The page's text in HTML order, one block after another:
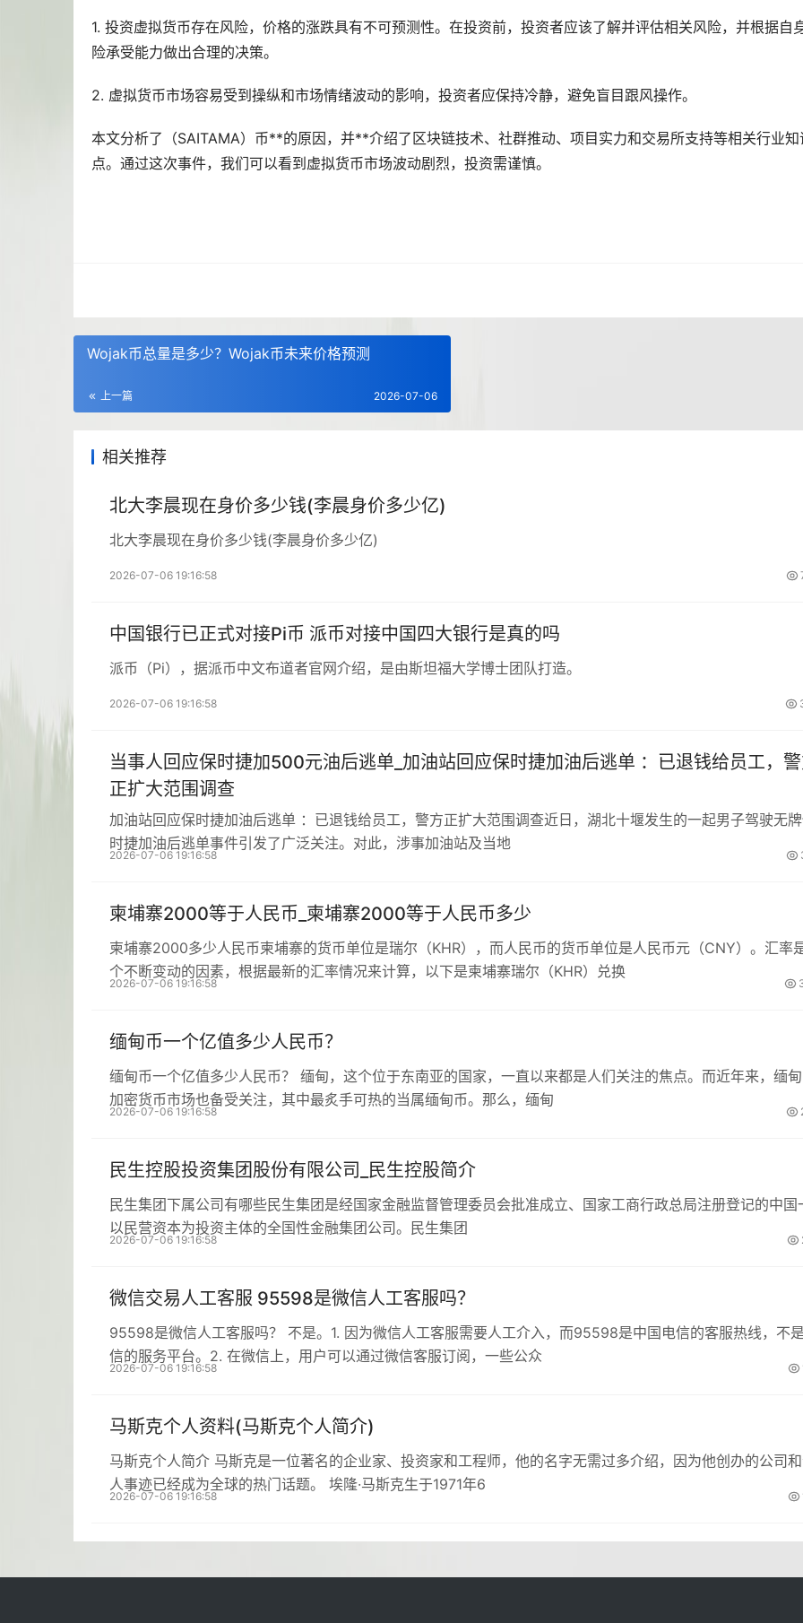
1. 投资虚拟货币存在风险，价格的涨跌具有不可预测性。在投资前，投资者应该了解并评估相关风险，并根据自
险承受能力做出合理的决策。
2. 虚拟货币市场容易受到操纵和市场情绪波动的影响，投资者应保持冷静，避免盲目跟风操作。
本文分析了（SAITAMA）币**的原因，并**介绍了区块链技术、社群推动、项目实力和交易所支持等相关行业知
点。通过这次事件，我们可以看到虚拟货币市场波动剧烈，投资需谨慎。
Wojak币总量是多少？Wojak币未来价格预测
上一篇 2026-07-06
相关推荐
北大李晨现在身价多少钱(李晨身价多少亿)
北大李晨现在身价多少钱(李晨身价多少亿)
2026-07-06 19:16:58
中国银行已正式对接Pi币 派币对接中国四大银行是真的吗
派币（Pi），据派币中文布道者官网介绍，是由斯坦福大学博士团队打造。
2026-07-06 19:16:58
当事人回应保时捷加500元油后逃单_加油站回应保时捷加油后逃单 ：已退钱给员工，
正扩大范围调查
加油站回应保时捷加油后逃单 ：已退钱给员工，警方正扩大范围调查近日，湖北十堰发生的一起男子驾驶无
时捷加油后逃单事件引发了广泛关注。对此，涉事加油站及当地
2026-07-06 19:16:58
柬埔寨2000等于人民币_柬埔寨2000等于人民币多少
柬埔寨2000多少人民币柬埔寨的货币单位是瑞尔（KHR），而人民币的货币单位是人民币元（CNY）。汇率
个不断变动的因素，根据最新的汇率情况来计算，以下是柬埔寨瑞尔（KHR）兑换
2026-07-06 19:16:58
缅甸币一个亿值多少人民币？
缅甸币一个亿值多少人民币？ 缅甸，这个位于东南亚的国家，一直以来都是人们关注的焦点。而近年来，缅
加密货币市场也备受关注，其中最炙手可热的当属缅甸币。那么，缅甸
2026-07-06 19:16:58
民生控股投资集团股份有限公司_民生控股简介
民生集团下属公司有哪些民生集团是经国家金融监督管理委员会批准成立、国家工商行政总局注册登记的中国
以民营资本为投资主体的全国性金融集团公司。民生集团
2026-07-06 19:16:58
微信交易人工客服 95598是微信人工客服吗？
95598是微信人工客服吗？ 不是。1. 因为微信人工客服需要人工介入，而95598是中国电信的客服热线，不
信的服务平台。2. 在微信上，用户可以通过微信客服订阅，一些公众
2026-07-06 19:16:58
马斯克个人资料(马斯克个人简介)
马斯克个人简介 马斯克是一位著名的企业家、投资家和工程师，他的名字无需过多介绍，因为他创办的公司
人事迹已经成为全球的热门话题。 埃隆·马斯克生于1971年6
2026-07-06 19:16:58